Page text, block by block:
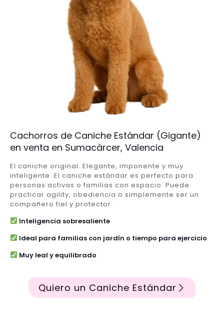
Cachorros de Caniche Estándar (Gigante)
en venta en Sumacàrcer, Valencia
El caniche original. Elegante, imponente y muy
inteligente. El caniche estándar es perfecto para
personas activas o familias con espacio. Puede
practicar agility, obediencia o simplemente ser un
compañero fiel y protector.
Inteligencia sobresaliente
Ideal para familias con jardín o tiempo para ejercicio
Muy leal y equilibrado
Quiero un Caniche Estándar